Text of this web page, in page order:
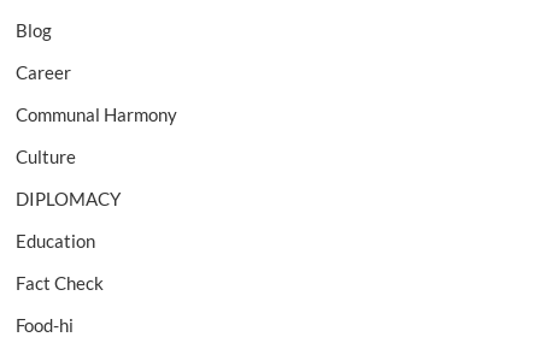
Blog
Career
Communal Harmony
Culture
DIPLOMACY
Education
Fact Check
Food-hi